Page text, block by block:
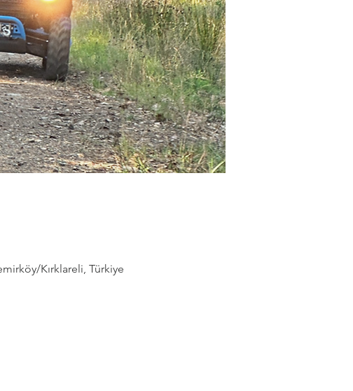
Kırklareli, Türkiye